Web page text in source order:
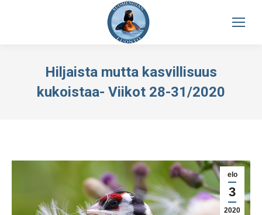
Hiljaista mutta kasvillisuus
kukoistaa- Viikot 28-31/2020
elo
3
2020